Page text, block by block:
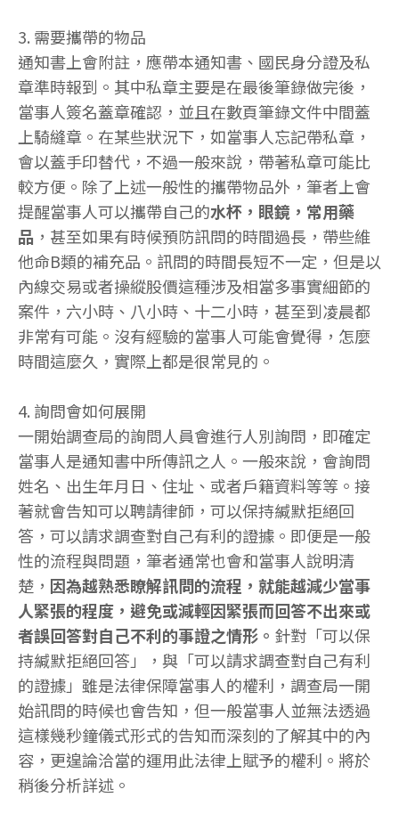
3. 需要攜帶的物品
通知書上會附註，應帶本通知書、國民身分證及私
章準時報到。其中私章主要是在最後筆錄做完後，
當事人簽名蓋章確認，並且在數頁筆錄文件中間蓋
上騎縫章。在某些狀況下，如當事人忘記帶私章，
會以蓋手印替代，不過一般來說，帶著私章可能比
較方便。除了上述一般性的攜帶物品外，筆者上會
提醒當事人可以攜帶自己的水杯，眼鏡，常用藥
品 ，甚至如果有時候預防訊問的時間過長，帶些維
他命B類的補充品。訊問的時間長短不一定，但是以
內線交易或者操縱股價這種涉及相當多事實細節的
案件，六小時、八小時、十二小時，甚至到凌晨都
非常有可能。沒有經驗的當事人可能會覺得，怎麼
時間這麼久，實際上都是很常見的。
4. 詢問會如何展開
一開始調查局的詢問人員會進行人別詢問，即確定
當事人是通知書中所傳訊之人。一般來說，會詢問
姓名、出生年月日、住址、或者戶籍資料等等。接
著就會告知可以聘請律師，可以保持緘默拒絕回
答，可以請求調查對自己有利的證據。即便是一般
性的流程與問題，筆者通常也會和當事人說明清
楚， 因為越熟悉瞭解訊問的流程，就能越減少當事
人緊張的程度，避免或減輕因緊張而回答不出來或
者誤回答對自己不利的事證之情形。 針對「可以保
持緘默拒絕回答」，與「可以請求調查對自己有利
的證據」雖是法律保障當事人的權利，調查局一開
始訊問的時候也會告知，但一般當事人並無法透過
這樣幾秒鐘儀式形式的告知而深刻的了解其中的內
容，更遑論洽當的運用此法律上賦予的權利。將於
稍後分析詳述。